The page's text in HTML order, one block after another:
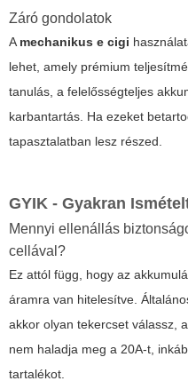
Záró gondolatok
A mechanikus e cigi
lehet, amely prémium
tanulás, a felelősségteljes
karbantartás. Ha ezeket
tapasztalatban lesz részed.
GYIK - Gyakran
Mennyi ellenállás
cellával?
Ez attól függ, hogy az
áramra van hitelesítve.
akkor olyan tekercset válassz,
nem haladja meg a 20A-t,
tartalékot.